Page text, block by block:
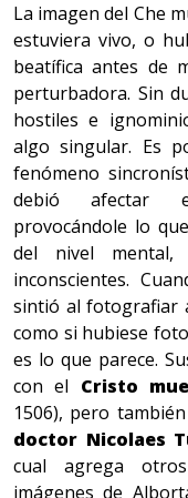
La imagen del Che
estuviera vivo, o
beatífica antes de
perturbadora. Sin
hostiles e
algo singular. Es
fenómeno
debió afectar
provocándole lo
del nivel mental,
inconscientes.
sintió al fotografiar
como si hubiese
es lo que parece.
con el Cristo
1506), pero
doctor Nicolaes
cual agrega
imágenes de